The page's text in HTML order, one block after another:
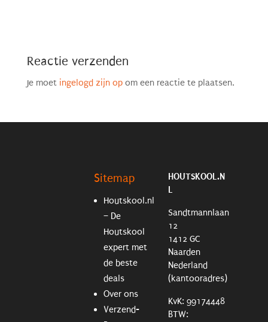
Reactie verzenden
Je moet ingelogd zijn opom een reactie te plaatsen.
Sitemap
Houtskool.nl
– De
Houtskool
expert met
de beste
deals
Over ons
Verzend-
HOUTSKOOL.N
L
Sandtmannlaan
12
1412 GC
Naarden
Nederland
(kantooradres)
KvK: 99174448
BTW: